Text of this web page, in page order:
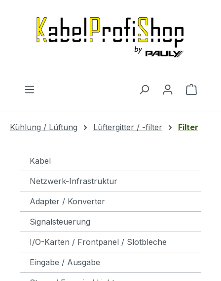
Kühlung / Lüftung Lüftergitter / -filter Filter
Kabel
Netzwerk-Infrastruktur
Adapter / Konverter
Signalsteuerung
I/O-Karten / Frontpanel / Slotbleche
Eingabe / Ausgabe